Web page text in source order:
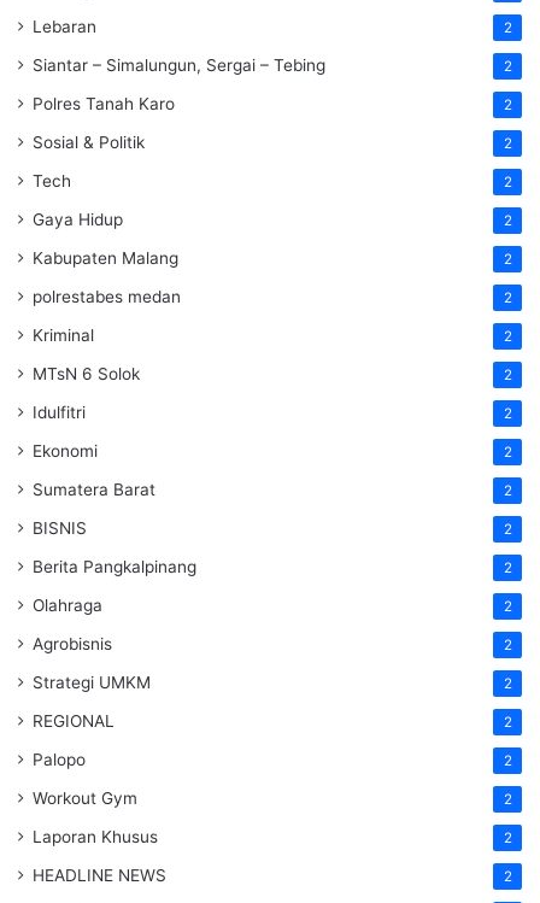
Lebaran 2
Siantar – Simalungun, Sergai – Tebing 2
Polres Tanah Karo 2
Sosial & Politik 2
Tech 2
Gaya Hidup 2
Kabupaten Malang 2
polrestabes medan 2
Kriminal 2
MTsN 6 Solok 2
Idulfitri 2
Ekonomi 2
Sumatera Barat 2
BISNIS 2
Berita Pangkalpinang 2
Olahraga 2
Agrobisnis 2
Strategi UMKM 2
REGIONAL 2
Palopo 2
Workout Gym 2
Laporan Khusus 2
HEADLINE NEWS 2